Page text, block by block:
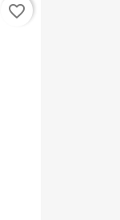
favorite_border